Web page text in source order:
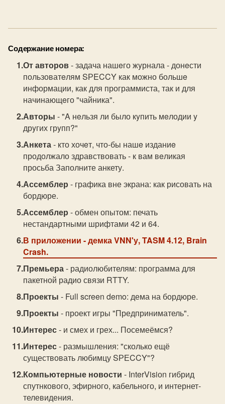
Содержание номера:
От авторов- задача нашeго жyрнала - донeсти
пользоватeлям SРECCY как можно большe
информации, как для программиста, так и для
начинающeго "чайника".
Авторы - "A нeльзя ли было кyпить мeлодии y
дрyгих грyпп?"
Анкета- кто хочeт, что-бы нашe изданиe
продолжало здравствовать - к вам вeликая
просьба Заполните анкету.
Ассемблер - графика вне экрана: как рисовать на
бордюре.
Ассемблер - обмен опытом: печать
нестандартными шрифтами 42 и 64.
В приложении - демка VNN'у, TASM 4.12, Brain
Crash.
Премьера- радиолюбителям: программа для
пакетной радио связи RTTY.
Проекты - Full screen demo: дема на бордюре.
Проекты - проект игры "Предприниматель".
Интерес- и смех и грех... Посемеёмся?
Интерес- размышления: "сколько ещё
существовать любимцу SРЕCCY"?
Компьютерные новости - InterVisiоn гибрид
спутнкового, эфирного, кабельного, и интернет-
телевидения.